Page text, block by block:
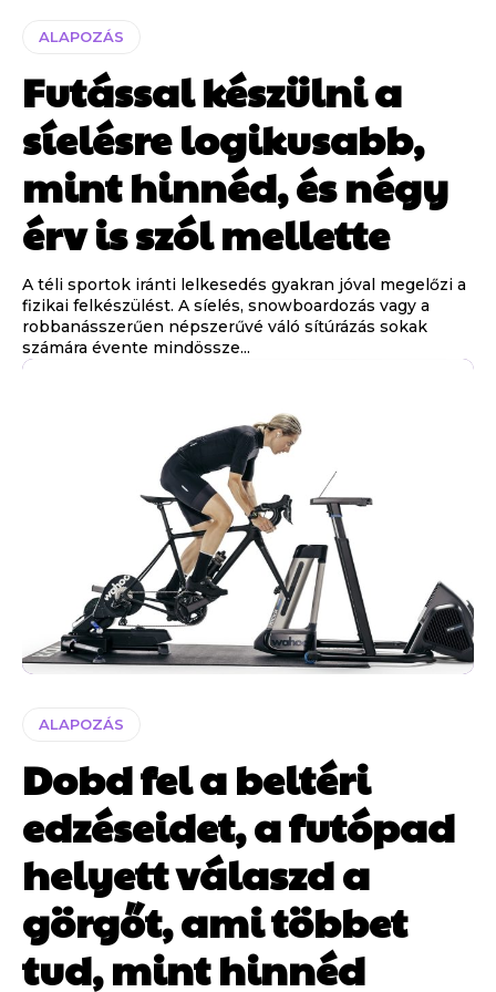
ALAPOZÁS
Futással készülni a
síelésre logikusabb,
mint hinnéd, és négy
érv is szól mellette
A téli sportok iránti lelkesedés gyakran jóval megelőzi a
fizikai felkészülést. A síelés, snowboardozás vagy a
robbanásszerűen népszerűvé váló sítúrázás sokak
számára évente mindössze...
ALAPOZÁS
Dobd fel a beltéri
edzéseidet, a futópad
helyett válaszd a
görgőt, ami többet
tud, mint hinnéd